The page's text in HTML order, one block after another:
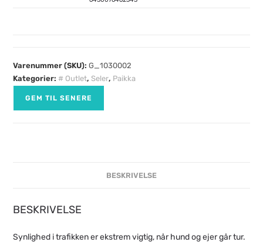
Varenummer (SKU):G_1030002
Kategorier: # Outlet, Seler, Paikka
GEM TIL SENERE
BESKRIVELSE
BESKRIVELSE
Synlighed i trafikken er ekstrem vigtig, når hund og ejer går tur.